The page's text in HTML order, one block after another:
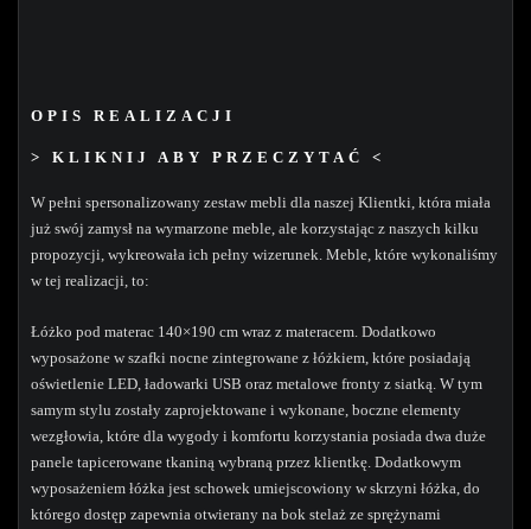
OPIS REALIZACJI
> KLIKNIJ ABY PRZECZYTAĆ <
W pełni spersonalizowany zestaw mebli dla naszej Klientki, która miała
już swój zamysł na wymarzone meble, ale korzystając z naszych kilku
propozycji, wykreowała ich pełny wizerunek. Meble, które wykonaliśmy
w tej realizacji, to:
Łóżko pod materac 140×190 cm wraz z materacem. Dodatkowo
wyposażone w szafki nocne zintegrowane z łóżkiem, które posiadają
oświetlenie LED, ładowarki USB oraz metalowe fronty z siatką. W tym
samym stylu zostały zaprojektowane i wykonane, boczne elementy
wezgłowia, które dla wygody i komfortu korzystania posiada dwa duże
panele tapicerowane tkaniną wybraną przez klientkę. Dodatkowym
wyposażeniem łóżka jest schowek umiejscowiony w skrzyni łóżka, do
którego dostęp zapewnia otwierany na bok stelaż ze sprężynami